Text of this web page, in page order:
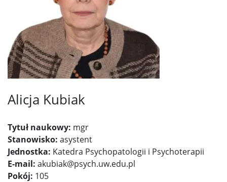
Dyżury nauczycieli akademickich
Samorząd studencki i koła naukowe
Psychologiczne Dni Karier 2026
DLA DOKTORANTÓW
Pomoc IT
Biblioteka
Alicja Kubiak
Tytuł naukowy: mgr
Stanowisko: asystent
Jednostka: Katedra Psychopatologii i Psychoterapii
E-mail: akubiak@psych.uw.edu.pl
Pokój: 105